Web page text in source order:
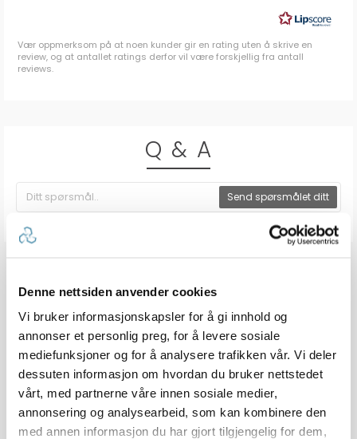
Denne nettsiden anvender cookies
Vi bruker informasjonskapsler for å gi innhold og
annonser et personlig preg, for å levere sosiale
mediefunksjoner og for å analysere trafikken vår. Vi deler
dessuten informasjon om hvordan du bruker nettstedet
vårt, med partnerne våre innen sosiale medier,
annonsering og analysearbeid, som kan kombinere den
med annen informasjon du har gjort tilgjengelig for dem,
5
mulige
Vær oppmerksom på at noen kunder gir en rating uten å skrive en
review, og at antallet ratings derfor vil være forskjellig fra antall
reviews.
Q & A
Send spørsmålet ditt